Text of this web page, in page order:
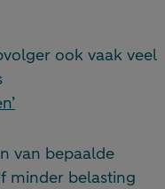
ook vaak veel
van bepaalde
minder belasting